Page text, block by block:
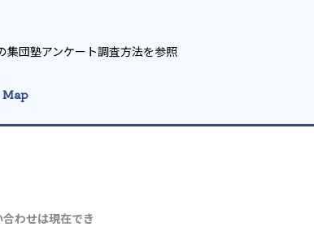
集団塾アンケート調査方法を参照
わせは現在でき